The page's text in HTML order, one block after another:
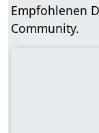
Empfohlenen
Community.